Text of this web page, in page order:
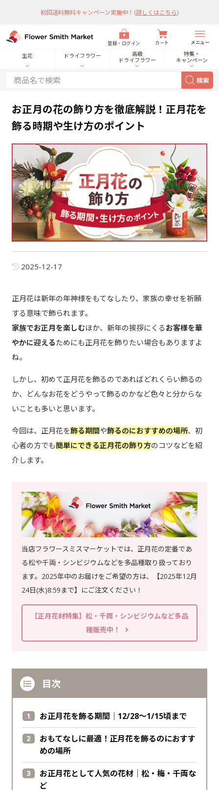
初回送料無料キャンペーン実施中！ (詳しくはこちら)
登録・ログイン カート メニュー
生花 ドライフラワー
高級
ドライフラワー
特集・
キャンペーン
検索
お正月の花の飾り方を徹底解説！正月花を
飾る時期や生け方のポイント
2025-12-17
正月花は新年の年神様をもてなしたり、家族の幸せを祈願
する意味で飾られます。
家族でお正月を楽しむほか、新年の挨拶にくる お客様を華
やかに迎えるためにも正月花を飾りたい場合もありますよ
ね。
しかし、初めて正月花を飾るのであればどれくらい飾るの
か、どんなお花をどうやって飾るのかなど色々と分からな
いことも多いと思います。
今回は、正月花を飾る期間や飾るのにおすすめの場所、初
心者の方でも簡単にできる正月花の飾り方のコツなどを紹
介します。
当店フラワースミスマーケットでは、正月花の定番であ
る松や千両・シンビジウムなどを多品種取り扱っており
ます。2025年中のお届けをご希望の方は、【2025年12月
24日(水)8:59まで】にご注文ください！
【正月花材特集】松・千両・シンビジウムなど多品
種販売中！
目次
お正月花を飾る期間｜12/28～1/15頃まで
おもてなしに最適！正月花を飾るのにおすす
めの場所
お正月花として人気の花材｜松・梅・千両な
ど